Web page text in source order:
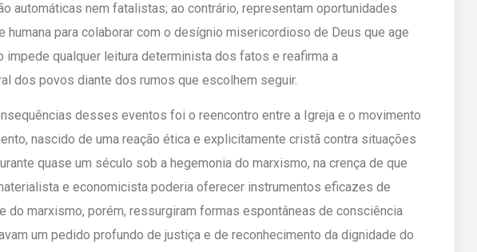
automáticas nem fatalistas; ao contrário, representam oportunidades
humana para colaborar com o desígnio misericordioso de Deus que age
impede qualquer leitura determinista dos fatos e reafirma a
dos povos diante dos rumos que escolhem seguir.
desses eventos foi o reencontro entre a Igreja e o movimento
nascido de uma reação ética e explicitamente cristã contra situações
quase um século sob a hegemonia do marxismo, na crença de que
e economicista poderia oferecer instrumentos eficazes de
do marxismo, porém, ressurgiram formas espontâneas de consciência
um pedido profundo de justiça e de reconhecimento da dignidade do